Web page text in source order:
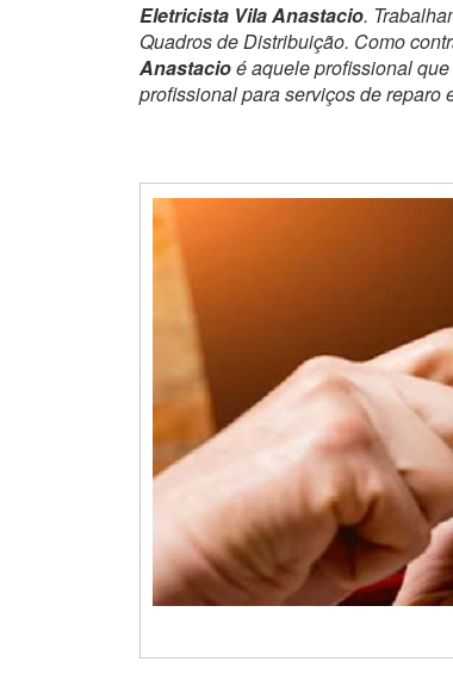
Eletricista Vila Anastacio.
Quadros de Distribuição. Como
Anastacioé aquele profissional
profissional para serviços de reparo